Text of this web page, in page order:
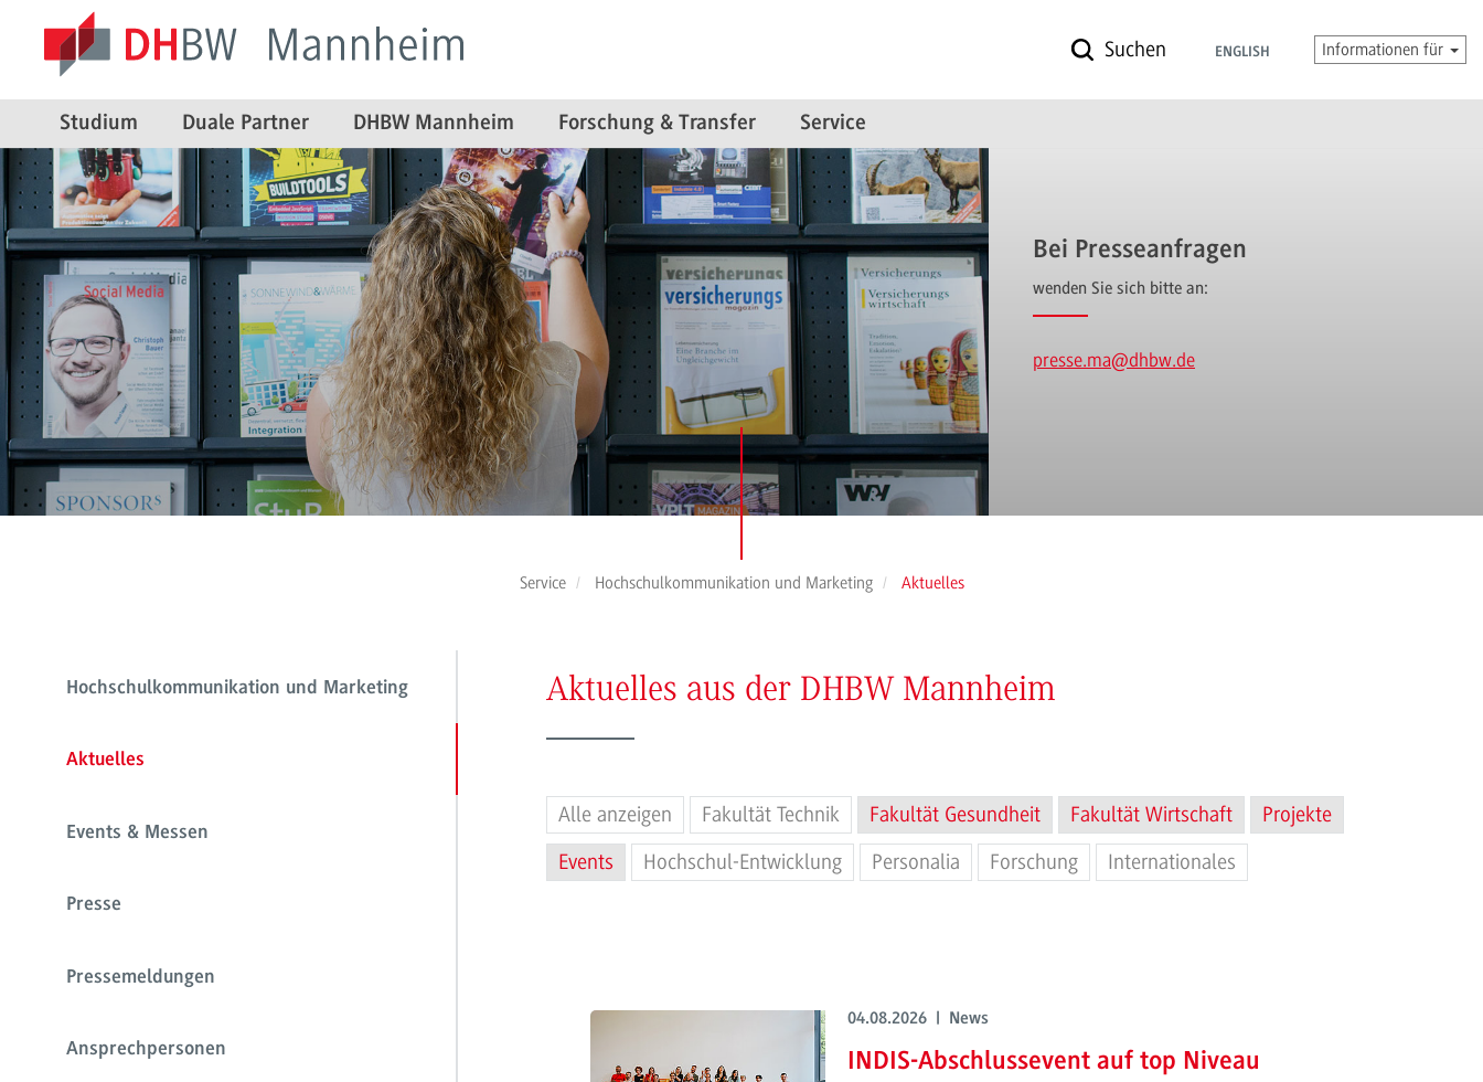
Suchen ENGLISH Informationen für
Studium Duale Partner DHBW Mannheim Forschung & Transfer Service
Bei Presseanfragen
wenden Sie sich bitte an:
presse.ma@dhbw.de
Service Hochschulkommunikation und Marketing Aktuelles
Hochschulkommunikation und Marketing
Aktuelles
Events & Messen
Presse
Pressemeldungen
Ansprechpersonen
Aktuelles aus der DHBW Mannheim
Alle anzeigen Fakultät Technik Fakultät Gesundheit Fakultät Wirtschaft
Projekte
Events
Hochschul-Entwicklung Personalia Forschung Internationales
04.08.2026 | News
INDIS-Abschlussevent auf top Niveau